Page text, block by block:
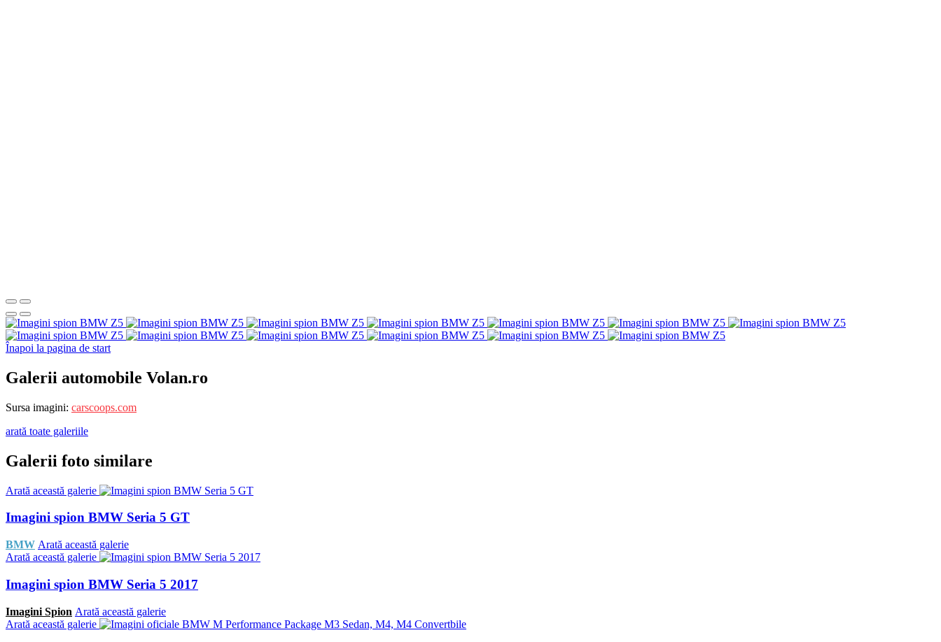
Înapoi la pagina de start
Galerii automobile Volan.ro
Sursa imagini: carscoops.com
arată toate galeriile
Galerii foto similare
Arată această galerie
Imagini spion BMW Seria 5 GT
BMW Arată această galerie
Arată această galerie
Imagini spion BMW Seria 5 2017
Imagini Spion Arată această galerie
Arată această galerie